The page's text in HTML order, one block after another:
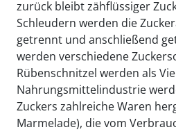
zurück bleibt zähflüssiger
Schleudern werden die
getrennt und anschließend
werden verschiedene
Rübenschnitzel werden als
Nahrungsmittelindustrie
Zuckers zahlreiche Waren
Marmelade), die vom